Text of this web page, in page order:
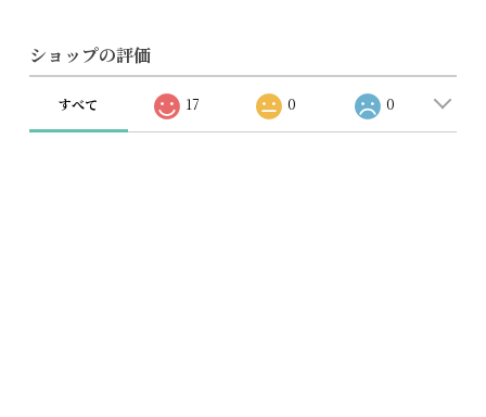
ショップの評価
すべて 17 0 0